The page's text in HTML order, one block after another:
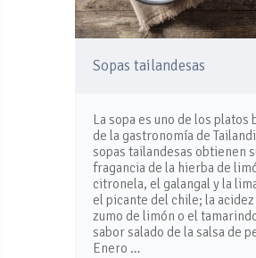
Sopas tailandesas
La sopa es uno de los platos
de la gastronomía de
sopas tailandesas obtienen
fragancia de la hierba de
citronela, el galangal y la
el picante del chile; la
zumo de limón o el
sabor salado de la salsa de
Enero …